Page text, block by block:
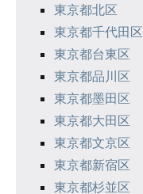
東京都北区
東京都千代田区
東京都台東区
東京都品川区
東京都墨田区
東京都大田区
東京都文京区
東京都新宿区
東京都杉並区